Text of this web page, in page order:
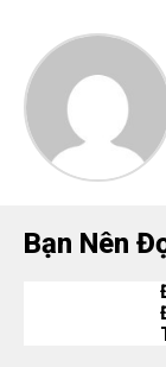
Bạn Nên